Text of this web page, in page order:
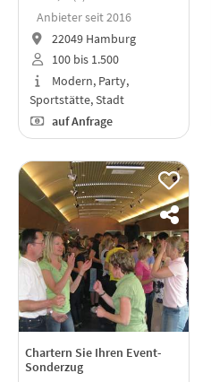
Anbieter seit 2016
22049 Hamburg
100 bis 1.500
Modern, Party,
Sportstätte, Stadt
auf Anfrage
Chartern Sie Ihren Event-
Sonderzug